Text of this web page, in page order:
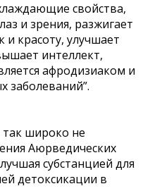
свойства,
и зрения, разжигает
красоту, улучшает
интеллект,
афродизиаком и
заболеваний”.
так широко не
Аюрведических
субстанцией для
детоксикации в